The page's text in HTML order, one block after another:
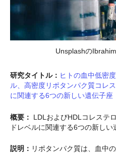
Unsplashの
研究タイトル： ヒトの血中低密
ル、高密度リポタンパク質コレ
に関連する6つの新しい遺伝子座
概要：
LDLおよびHDLコレステ
ドレベルに関連する6つの新しい
説明： リポタンパク質は、血中